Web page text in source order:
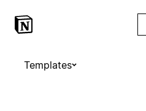
Templates